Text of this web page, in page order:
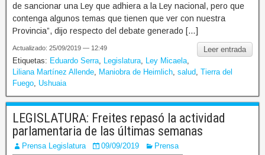
de sancionar una Ley que adhiera a la Ley nacional, pero que
contenga algunos temas que tienen que ver con nuestra
Provincia”, dijo respecto del debate generado […]
Leer entrada
Actualizado: 25/09/2019 — 12:49
Etiquetas: Eduardo Serra Legislatura Ley Micaela
Liliana Martínez Allende
Maniobra de Heimlich salud Tierra del
Fuego Ushuaia
LEGISLATURA: Freites repasó la actividad
parlamentaria de las últimas semanas
Prensa Legislatura 09/09/2019 Prensa